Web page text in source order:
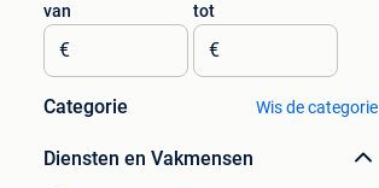
van
€
tot
€
Categorie Wis de categorie
Diensten en Vakmensen